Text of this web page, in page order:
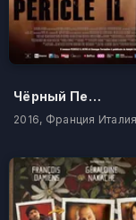
Чёрный Перикл
2016, Франция